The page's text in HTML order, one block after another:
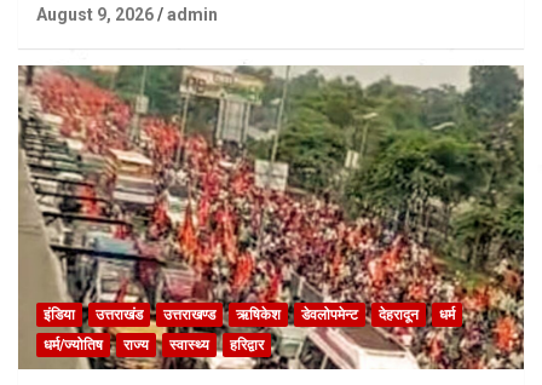
August 9, 2026 admin
इंडिया उत्तराखंड उत्तराखण्ड ऋषिकेश डेवलोपमेन्ट देहरादून
धर्म
धर्म/ज्योतिष
राज्य स्वास्थ्य हरिद्वार